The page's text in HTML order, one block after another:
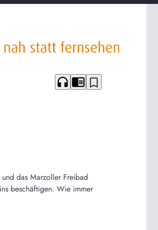
headphones chrome_reader_mode bookmark_border
das Marzoller Freibad
beschäftigen. Wie immer